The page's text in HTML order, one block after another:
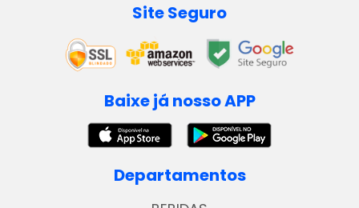
Site Seguro
Baixe já nosso APP
Departamentos